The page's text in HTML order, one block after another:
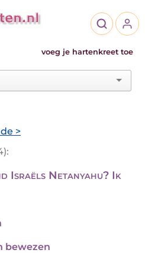
voeg je hartenkreet toe
>
Israëls Netanyahu? Ik
bewezen